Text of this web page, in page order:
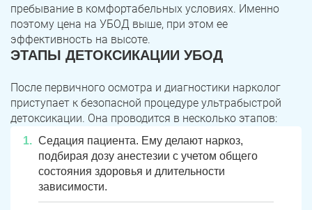
пребывание в комфортабельных условиях. Именно
поэтому цена на УБОД выше, при этом ее
эффективность на высоте.
ЭТАПЫ ДЕТОКСИКАЦИИ УБОД
После первичного осмотра и диагностики нарколог
приступает к безопасной процедуре ультрабыстрой
детоксикации. Она проводится в несколько этапов:
Седация пациента. Ему делают наркоз,
подбирая дозу анестезии с учетом общего
состояния здоровья и длительности
зависимости.
Записаться
Я ознакомлен и принимаюусловия работы сайта
Задать вопрос
Я ознакомлен и принимаю
Записаться
Я ознакомлен и принимаюусловия работы сайта
Юрюзань Верхнеуральск
Локомотивный Миньяр
Зауральский Межозерный
Катав-Ивановск Куса
Пласт Бакал
Усть-Катав Верхний Уфалей
Еманжелинск
Записаться
Я ознакомлен и принимаюусловия работы сайта